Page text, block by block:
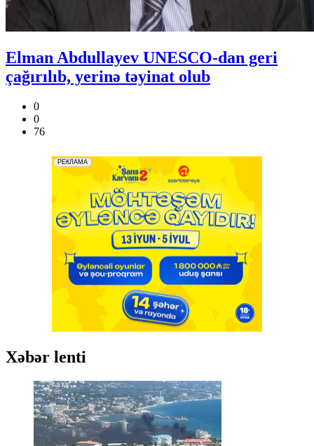
Elman Abdullayev UNESCO-dan geri
çağırılıb, yerinə təyinat olub
0
0
76
Xəbər lenti